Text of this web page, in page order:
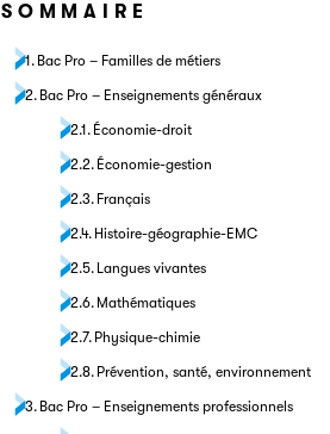
SOMMAIRE
Bac Pro – Familles de métiers
Bac Pro – Enseignements généraux
Économie-droit
Économie-gestion
Français
Histoire-géographie-EMC
Langues vivantes
Mathématiques
Physique-chimie
Prévention, santé, environnement
Bac Pro – Enseignements professionnels